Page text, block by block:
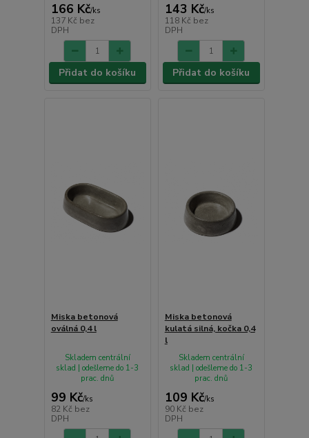
166 Kč/ks
137 Kč bez
DPH
Přidat do košíku
143 Kč/ks
118 Kč bez
DPH
Přidat do košíku
Miska betonová
oválná 0,4 l
99 Kč/ks
82 Kč bez
DPH
Skladem centrální
sklad | odešleme do 1-3
prac. dnů
Miska betonová
kulatá silná, kočka 0,4
l
109 Kč/ks
90 Kč bez
DPH
Skladem centrální
sklad | odešleme do 1-3
prac. dnů